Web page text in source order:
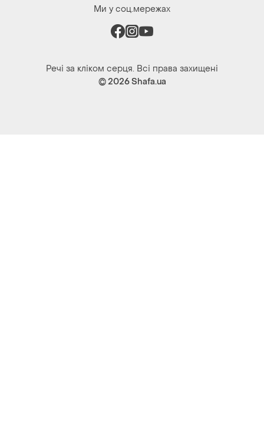
Ми у соц.мережах
Речі за кліком серця. Всі права захищені
© 2026Shafa.ua